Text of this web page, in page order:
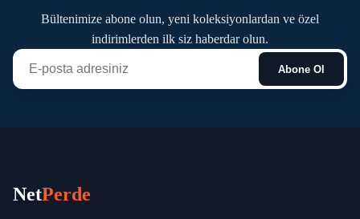
Bültenimize abone olun, yeni koleksiyonlardan ve özel
indirimlerden ilk siz haberdar olun.
Abone Ol
NetPerde